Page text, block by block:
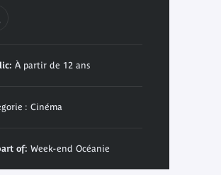
À partir de 12 ans
: Cinéma
of: Week-end Océanie